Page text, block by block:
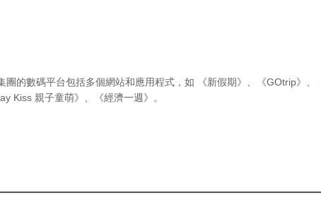
團的數碼平台包括多個網站和應用程式，如 《新假期》 《GOtrip》
Kiss 親子童萌》
《經濟一週》 。